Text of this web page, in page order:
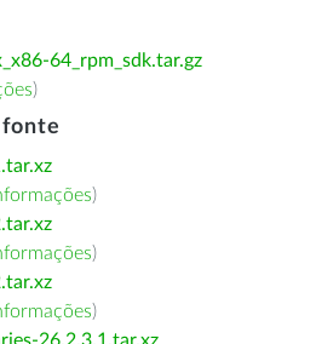
64_rpm_sdk.tar.gz
)
)
)
)